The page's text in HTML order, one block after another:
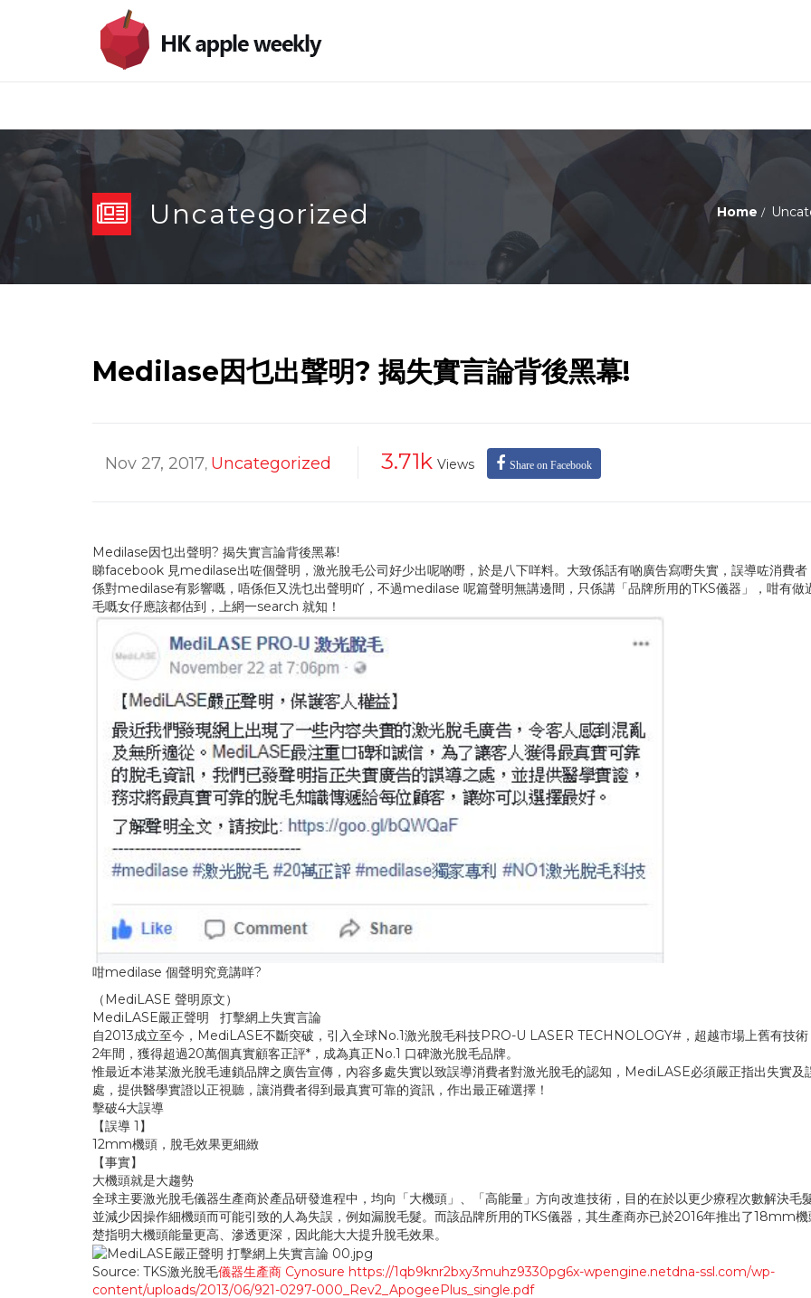
Uncategorized Home
Medilase因乜出聲明? 揭失實言論背後黑幕!
Nov 27, 2017, Uncategorized 3.71k Views Share on Facebook
Medilase因乜出聲明? 揭失實言論背後黑幕!
睇facebook 見medilase出咗個聲明，激光脫毛公司好少出呢啲嘢，於是八下咩料。大致係話有啲廣告寫嘢失實，誤導咗消費者
係對medilase有影響嘅，唔係佢又洗乜出聲明吖，不過medilase 呢篇聲明無講邊間，只係講「品牌所用的TKS儀器」，咁有做
毛嘅女仔應該都估到，上網一search 就知！
咁medilase 個聲明究竟講咩?
（MediLASE 聲明原文）
MediLASE嚴正聲明 打擊網上失實言論
自2013成立至今，MediLASE不斷突破，引入全球No.1激光脫毛科技PRO-U LASER TECHNOLOGY#，超越市場上舊有技術
2年間，獲得超過20萬個真實顧客正評*，成為真正No.1 口碑激光脫毛品牌。
惟最近本港某激光脫毛連鎖品牌之廣告宣傳，內容多處失實以致誤導消費者對激光脫毛的認知，MediLASE必須嚴正指出失實及
處，提供醫學實證以正視聽，讓消費者得到最真實可靠的資訊，作出最正確選擇！
擊破4大誤導
【誤導 1】
12mm機頭，脫毛效果更細緻
【事實】
大機頭就是大趨勢
全球主要激光脫毛儀器生產商於產品研發進程中，均向「大機頭」、「高能量」方向改進技術，目的在於以更少療程次數解決毛
並減少因操作細機頭而可能引致的人為失誤，例如漏脫毛髮。而該品牌所用的TKS儀器，其生產商亦已於2016年推出了18mm
楚指明大機頭能量更高、滲透更深，因此能大大提升脫毛效果。
Source: TKS激光脫毛儀器生產商 Cynosure https://1qb9knr2bxy3muhz9330pg6x-wpengine.netdna-ssl.com/wp-
content/uploads/2013/06/921-0297-000_Rev2_ApogeePlus_single.pdf